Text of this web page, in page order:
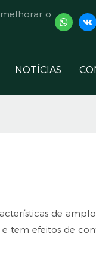
o
NOTÍCIAS
de
efeitos de